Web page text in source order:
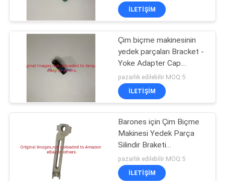
ISTEĞI
HARITASI
PRIVACY
POLICY
Çim havalatıcısı
çubukları
27
Golf Arabası
Parçaları
52
İLETIŞIM
Çim biçme makinesinin
yedek parçaları Bracket -
Yoke Adapter Cap
GMT6233 Fits Deere
Greens Mower
pazarlık edilebilir MOQ:5
İLETIŞIM
Barones için Çim Biçme
Makinesi Yedek Parça
Silindir Braketi
GK6904000070
GK6904000060
pazarlık edilebilir MOQ:5
İLETIŞIM